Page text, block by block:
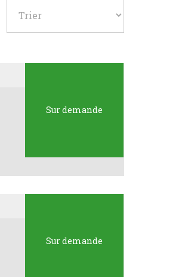
Sur demande
Sur demande